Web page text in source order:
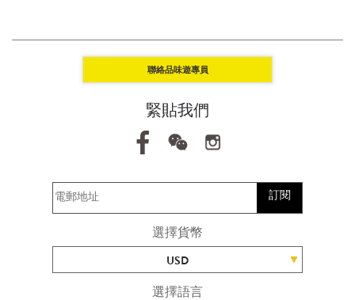
聯絡品味遊專員
緊貼我們
訂閱
選擇貨幣
USD
選擇語言